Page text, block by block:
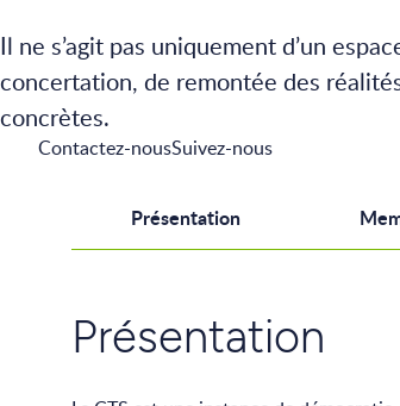
Il ne s’agit pas uniquement d’un
concertation, de remontée des
concrètes.
Contactez-nousSuivez-nous
Présentation
Présentation